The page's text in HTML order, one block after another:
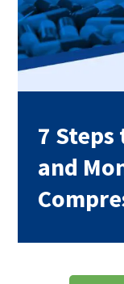
7 Steps
and